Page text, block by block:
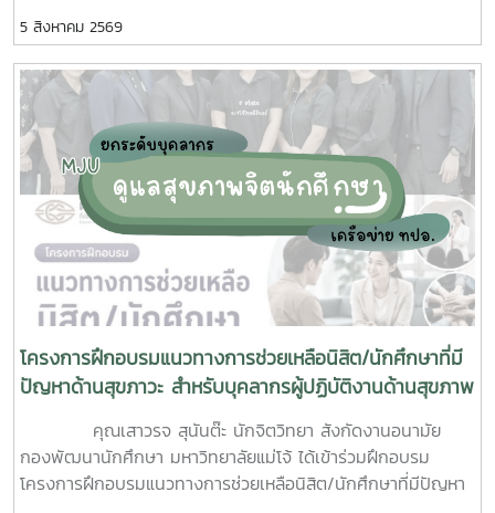
นักศึกษาจิตอาสา ร่วมกันสำรวจทำลายแหล่งเพาะพันธุ์ยุงลาย
บริเวณ บ้านพักบุคลากร แฟลต และบริเวณพื้นที่่โดยรอบ
มหาวิทยาลัยแม่โจ้ ทั้งนี้ได้รับความอนุเคราะห์รถรับนักศึกษาจาก
กองกายภาพและสิ่งแวดล้อม
5 สิงหาคม 2569
โครงการฝึกอบรมแนวทางการช่วยเหลือนิสิต/นักศึกษาที่มี
ปัญหาด้านสุขภาวะ สำหรับบุคลากรผู้ปฏิบัติงานด้านสุขภาพ
คุณเสาวรจ สุนันต๊ะ นักจิตวิทยา สังกัดงานอนามัย
กองพัฒนานักศึกษา มหาวิทยาลัยแม่โจ้ ได้เข้าร่วมฝึกอบรม
โครงการฝึกอบรมแนวทางการช่วยเหลือนิสิต/นักศึกษาที่มีปัญหา